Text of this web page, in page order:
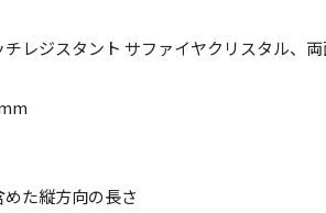
チレジスタント サファイヤクリスタル、
めた縦方向の長さ